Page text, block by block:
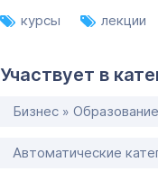
курсы лекции
Участвует в
Бизнес »
Автоматические